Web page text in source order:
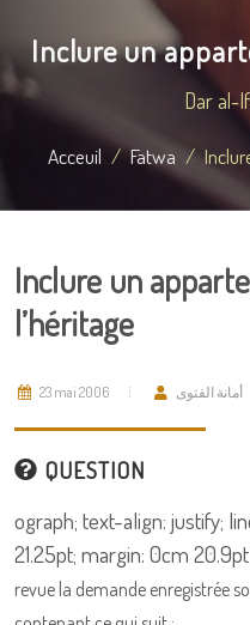
Inclure un
Dar al-
Acceuil Fatwa
Inclure un
l’héritage
23 mai 2006 أمانة الفتوى
QUESTION
ograph; text-align: justify;
21.25pt; margin: 0cm 20.9pt
revue la demande enregistrée